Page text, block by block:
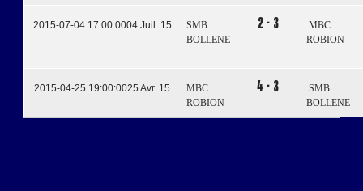
2015-07-04 17:00:0004 Juil. 15
SMB
BOLLENE
2 - 3
MBC
ROBION
2015-04-25 19:00:0025 Avr. 15
MBC
ROBION
4 - 3
SMB
BOLLENE